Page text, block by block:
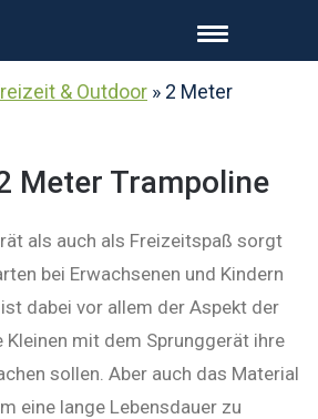
& Outdoor » 2 Meter
Meter Trampoline
als auch als Freizeitspaß sorgt
bei Erwachsenen und Kindern
dabei vor allem der Aspekt der
Kleinen mit dem Sprunggerät ihre
sollen. Aber auch das Material
eine lange Lebensdauer zu